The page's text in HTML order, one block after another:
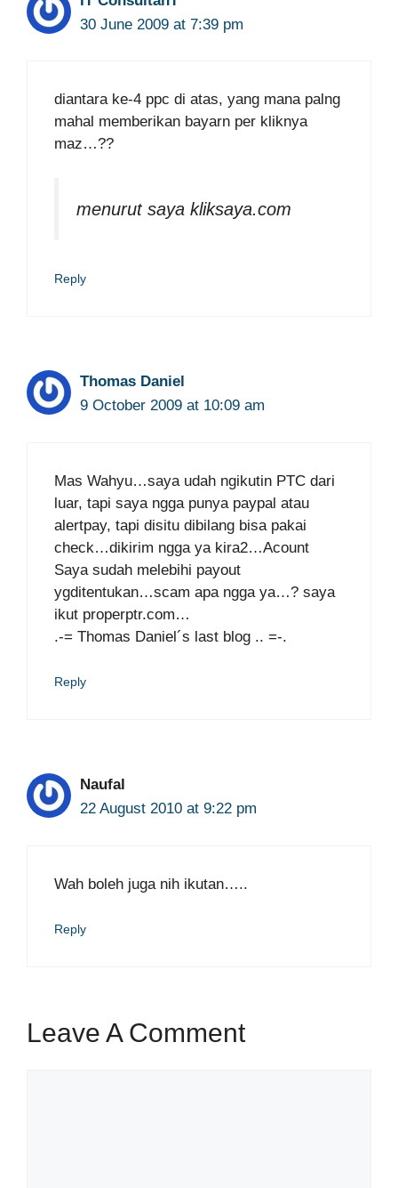
30 June 2009 at 7:39 pm
diantara ke-4 ppc di atas, yang mana palng
mahal memberikan bayarn per kliknya
maz…??
menurut saya kliksaya.com
Reply
Thomas Daniel
9 October 2009 at 10:09 am
Mas Wahyu…saya udah ngikutin PTC dari
luar, tapi saya ngga punya paypal atau
alertpay, tapi disitu dibilang bisa pakai
check…dikirim ngga ya kira2…Acount
Saya sudah melebihi payout
ygditentukan…scam apa ngga ya…? saya
ikut properptr.com…
.-= Thomas Daniel´s last blog .. =-.
Reply
Naufal
22 August 2010 at 9:22 pm
Wah boleh juga nih ikutan…..
Reply
Leave A Comment